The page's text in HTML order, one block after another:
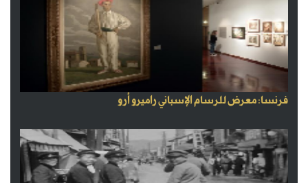
فرنسا: معرض للرسام الإسباني راميرو أرو